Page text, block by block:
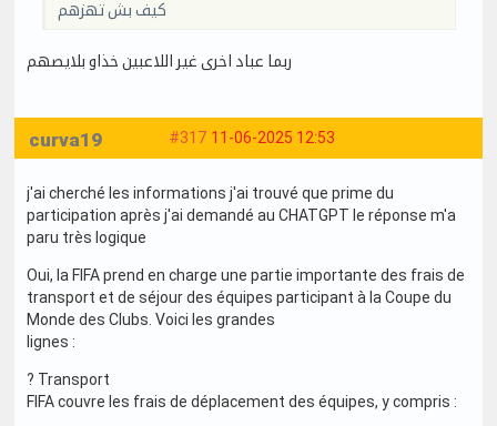
كيف بش تهزهم
ربما عباد اخرى غير اللاعبين خذاو بلايصهم
#317 11-06-2025 12:53
curva19
j'ai cherché les informations j'ai trouvé que prime du
participation après j'ai demandé au CHATGPT le réponse m'a
paru très logique
Oui, la FIFA prend en charge une partie importante des frais de
transport et de séjour des équipes participant à la Coupe du
Monde des Clubs. Voici les grandes
lignes :
? Transport
FIFA couvre les frais de déplacement des équipes, y compris :